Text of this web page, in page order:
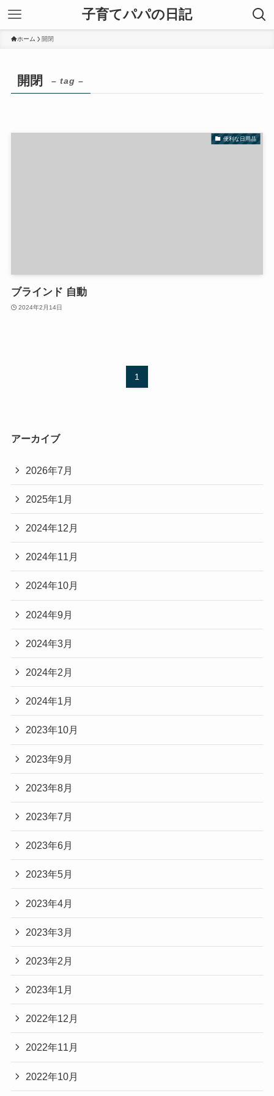
子育てパパの日記
ホーム 開閉
開閉 – tag –
便利な日用品
ブラインド 自動
2024年2月14日
1
アーカイブ
2026年7月
2025年1月
2024年12月
2024年11月
2024年10月
2024年9月
2024年3月
2024年2月
2024年1月
2023年10月
2023年9月
2023年8月
2023年7月
2023年6月
2023年5月
2023年4月
2023年3月
2023年2月
2023年1月
2022年12月
2022年11月
2022年10月